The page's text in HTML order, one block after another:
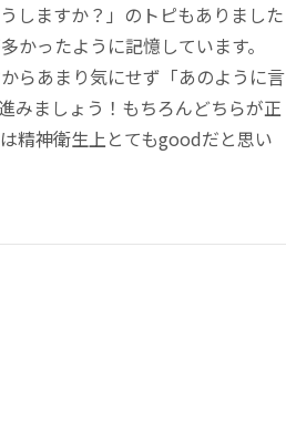
しますか？」のトピもありました
かったように記憶しています。
らあまり気にせず「あのように言
みましょう！もちろんどちらが正
精神衛生上とてもgoodだと思い